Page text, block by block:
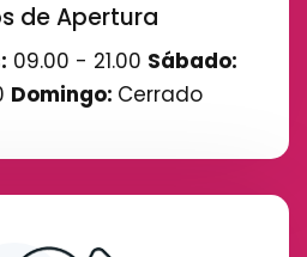
de Apertura
09.00 - 21.00 Sábado:
Domingo: Cerrado